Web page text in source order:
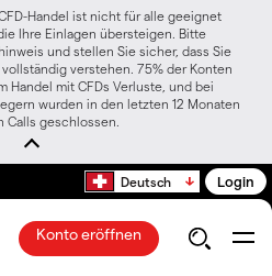
Handel ist nicht für alle geeignet
Ihre Einlagen übersteigen. Bitte
und stellen Sie sicher, dass Sie
verstehen. 75% der Konten
Handel mit CFDs Verluste, und bei
wurden in den letzten 12 Monaten
Calls geschlossen.
Deutsch Login
Konto eröffnen